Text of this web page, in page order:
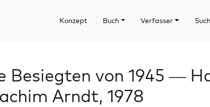
Konzept Buch Verfasser
Besiegten von 1945 —
Arndt, 1978